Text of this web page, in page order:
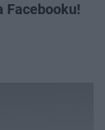
Facebooku!